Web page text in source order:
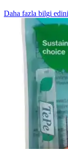
Daha fazla bilgi